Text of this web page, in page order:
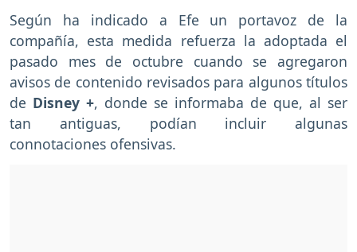
Según ha indicado a Efe un portavoz de la
compañía, esta medida refuerza la adoptada el
pasado mes de octubre cuando se agregaron
avisos de contenido revisados para algunos títulos
de Disney +, donde se informaba de que, al ser
tan antiguas, podían incluir algunas
connotaciones ofensivas.